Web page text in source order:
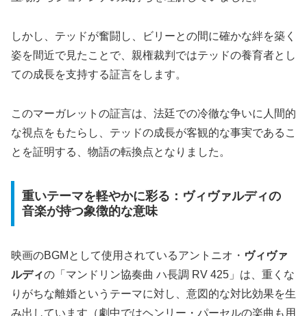
しかし、テッドが奮闘し、ビリーとの間に確かな絆を築く
姿を間近で見たことで、親権裁判ではテッドの養育者とし
ての成長を支持する証言をします。
このマーガレットの証言は、法廷での冷徹な争いに人間的
な視点をもたらし、テッドの成長が客観的な事実であるこ
とを証明する、物語の転換点となりました。
重いテーマを軽やかに彩る：ヴィヴァルディの
音楽が持つ象徴的な意味
映画のBGMとして使用されているアントニオ・ ヴィヴァ
ルディの「マンドリン協奏曲 ハ長調 RV 425」は、重くな
りがちな離婚というテーマに対し、意図的な対比効果を生
み出しています（劇中ではヘンリー・パーセルの楽曲も用